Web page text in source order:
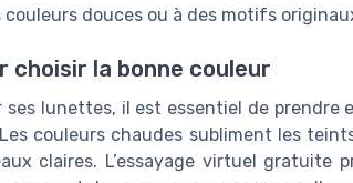
couleurs douces ou à des motifs
choisir la bonne couleur
ses lunettes, il est essentiel de prendre
couleurs chaudes subliment les
claires. L’essayage virtuel gratuite